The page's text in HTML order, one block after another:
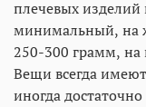
плечевых изделий
минимальный, на
250-300 грамм,
Вещи всегда
иногда